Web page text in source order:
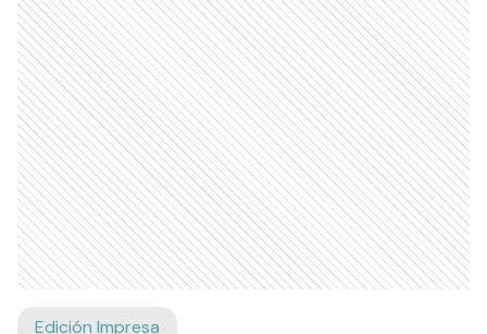
Edición Impresa